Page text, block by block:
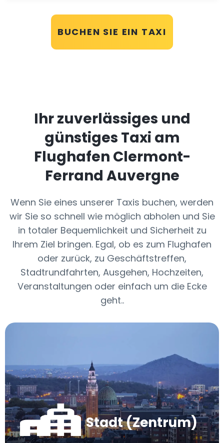
BUCHEN SIE EIN TAXI
Ihr zuverlässiges und
günstiges Taxi am
Flughafen Clermont-
Ferrand Auvergne
Wenn Sie eines unserer Taxis buchen, werden
wir Sie so schnell wie möglich abholen und Sie
in totaler Bequemlichkeit und Sicherheit zu
Ihrem Ziel bringen. Egal, ob es zum Flughafen
oder zurück, zu Geschäftstreffen,
Stadtrundfahrten, Ausgehen, Hochzeiten,
Veranstaltungen oder einfach um die Ecke
geht..
Stadt (Zentrum)